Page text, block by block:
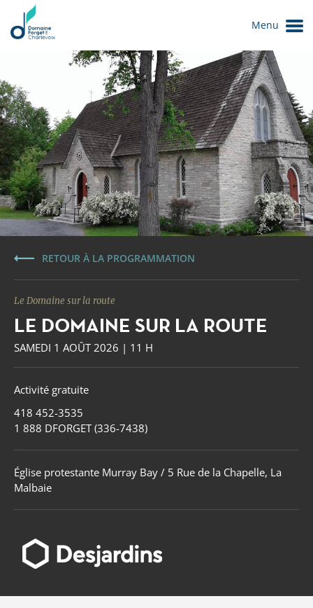
Le Domaine
Menu
RETOUR À LA PROGRAMMATION
Le Domaine sur la route
LE DOMAINE SUR LA ROUTE
SAMEDI 1 AOÛT 2026 | 11 H
Activité gratuite
418 452-3535
1 888 DFORGET (336-7438)
Église protestante Murray Bay / 5 Rue de la Chapelle, La
Malbaie